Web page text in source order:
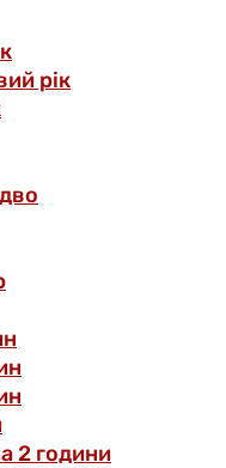
рік
2 години